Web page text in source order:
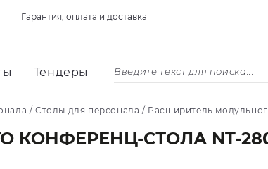
Гарантия, оплата и доставка
Тендеры
/Столы для персонала / Расширитель
СТОЛА NT-